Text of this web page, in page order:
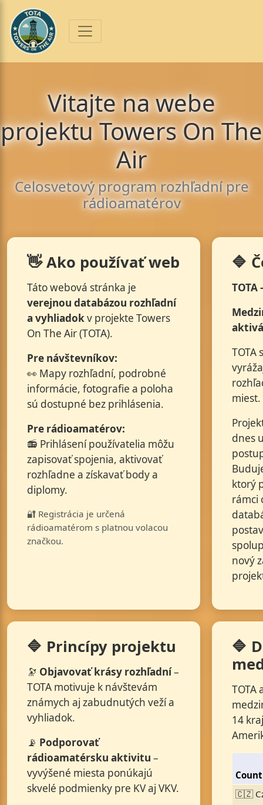
Vitajte na webe
projektu Towers On The
Air
Celosvetový program rozhľadní pre
rádioamatérov
👋 Ako používať web
Táto webová stránka je
verejnou databázou rozhľadní
a vyhliadokv projekte Towers
On The Air (TOTA).
Pre návštevníkov:
👀 Mapy rozhľadní, podrobné
informácie, fotografie a poloha
sú dostupné bez prihlásenia.
Pre rádioamatérov:
📻 Prihlásení používatelia môžu
zapisovať spojenia, aktivovať
rozhľadne a získavať body a
diplomy.
🔐 Registrácia je určená
rádioamatérom s platnou volacou
značkou.
🔷
TOTA
TOTA
miest.
dnes
ktorý
rámci
nový
🔷 Princípy projektu
🔭 Objavovať krásy rozhľadní–
TOTA motivuje k návštevám
známych aj zabudnutých veží a
vyhliadok.
📡 Podporovať
rádioamatérsku aktivitu –
vyvýšené miesta ponúkajú
skvelé podmienky pre KV aj VKV.
🔷
TOTA
14
🇨🇿